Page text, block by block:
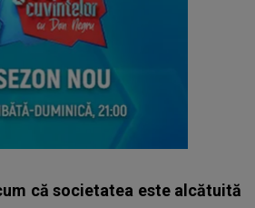
că societatea este alcătuită